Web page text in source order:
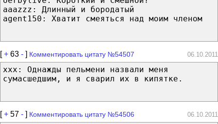
aaazzz: Длинный и бородатый
agent150: Хватит смеяться над моим членом
[+ 63 - ] Комментировать цитату №54507 06.10.2011
xxx: Однажды пельмени назвали меня
сумасшедшим, и я сварил их в кипятке.
[+ 57 - ] Комментировать цитату №54506 06.10.2011